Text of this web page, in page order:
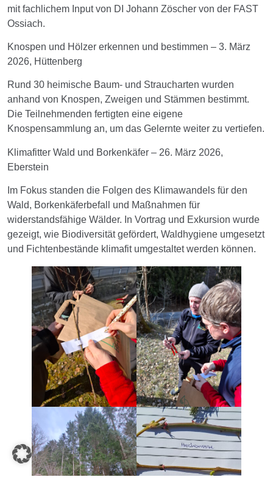
mit fachlichem Input von DI Johann Zöscher von der FAST
Ossiach.
Knospen und Hölzer erkennen und bestimmen – 3. März
2026, Hüttenberg
Rund 30 heimische Baum- und Straucharten wurden
anhand von Knospen, Zweigen und Stämmen bestimmt.
Die Teilnehmenden fertigten eine eigene
Knospensammlung an, um das Gelernte weiter zu vertiefen.
Klimafitter Wald und Borkenkäfer – 26. März 2026,
Eberstein
Im Fokus standen die Folgen des Klimawandels für den
Wald, Borkenkäferbefall und Maßnahmen für
widerstandsfähige Wälder. In Vortrag und Exkursion wurde
gezeigt, wie Biodiversität gefördert, Waldhygiene umgesetzt
und Fichtenbestände klimafit umgestaltet werden können.